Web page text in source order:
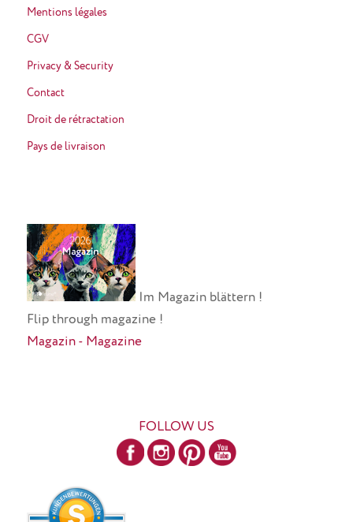
Mentions légales
CGV
Privacy & Security
Contact
Droit de rétractation
Pays de livraison
Im Magazin blättern !
Flip through magazine !
Magazin - Magazine
FOLLOW US